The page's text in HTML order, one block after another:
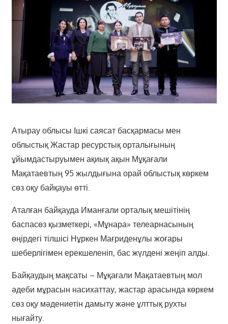
Атырау облысы Ішкі саясат басқармасы мен
облыстық Жастар ресурстық орталығының
ұйымдастыруымен ақиық ақын Мұқағали
Мақатаевтың 95 жылдығына орай облыстық көркем
сөз оқу байқауы өтті.
Аталған байқауда Иманғали орталық мешітінің
баспасөз қызметкері, «Мұнара» телеарнасының
өңірдегі тілшісі Нұркен Мағриденұлы жоғары
шеберлігімен ерекшеленіп, бас жүлдені жеңіп алды.
Байқаудың мақсаты – Мұқағали Мақатаевтың мол
әдеби мұрасын насихаттау, жастар арасында көркем
сөз оқу мәдениетін дамыту және ұлттық рухты
нығайту.